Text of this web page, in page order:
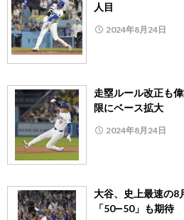
人目
2024年8月24日
走塁ルール改正も
限にベース拡大
2024年8月24日
大谷、史上最速の8
「50―50」も期待